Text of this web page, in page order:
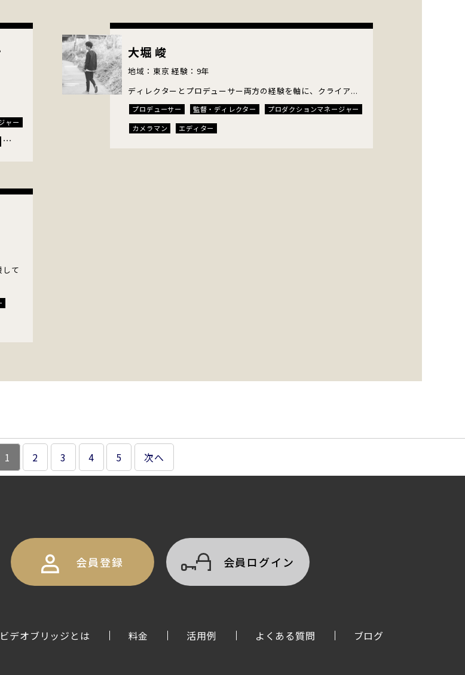
ャー
ー
大堀 峻
地域：東京 経験：9年
ディレクターとプロデューサー両方の経験を軸に、クライア...
プロデューサー 監督・ディレクター
プロダクションマネージャー
カメラマン
エディター
して
1 2 3 4 5 次へ
会員登録 会員ログイン
ビデオブリッジとは 料金 活用例 よくある質問 ブログ